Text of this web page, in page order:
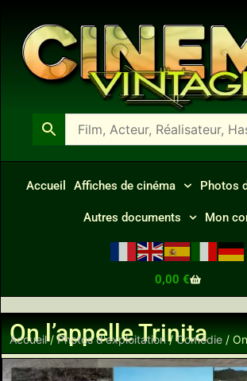
Accueil Affiches de cinéma Photos
Autres documents Mon
0,00 €
On l’appelle Trinita
Accueil/Photos d'exploitation/Comédie /